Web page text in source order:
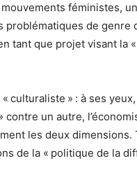
féministes,
problématiques de genre
tant que projet visant la
culturaliste » : à ses
contre un autre,
les deux dimensions.
de la « politique de la